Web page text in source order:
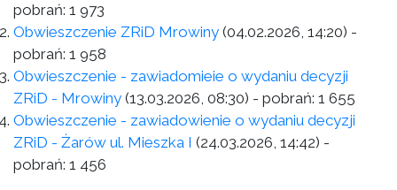
pobrań: 1 973
Obwieszczenie ZRiD Mrowiny (04.02.2026, 14:20) -
pobrań: 1 958
Obwieszczenie - zawiadomieie o wydaniu decyzji
ZRiD - Mrowiny (13.03.2026, 08:30) - pobrań: 1 655
Obwieszczenie - zawiadowienie o wydaniu decyzji
ZRiD - Żarów ul. Mieszka I (24.03.2026, 14:42) -
pobrań: 1 456